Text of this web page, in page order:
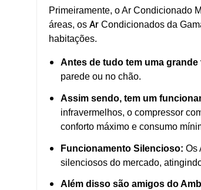
Primeiramente, o Ar Condicionado
áreas, os Ar Condicionados da
habitações.
Antes de tudo tem uma
parede ou no chão.
Assim sendo, tem um
infravermelhos, o compressor
conforto máximo e consumo
Funcionamento Silencioso: Os
silenciosos do mercado,
Além disso são amigos do